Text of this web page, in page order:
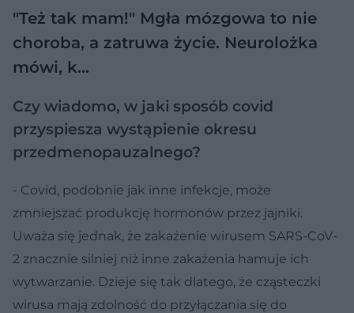
"Też tak mam!" Mgła mózgowa to nie
choroba, a zatruwa życie. Neurolożka
mówi, k…
Czy wiadomo, w jaki sposób covid
przyspiesza wystąpienie okresu
przedmenopauzalnego?
- Covid, podobnie jak inne infekcje, może
zmniejszać produkcję hormonów przez jajniki.
Uważa się jednak, że zakażenie wirusem SARS-CoV-
2 znacznie silniej niż inne zakażenia hamuje ich
wytwarzanie. Dzieje się tak dlatego, że cząsteczki
wirusa mają zdolność do przyłączania się do